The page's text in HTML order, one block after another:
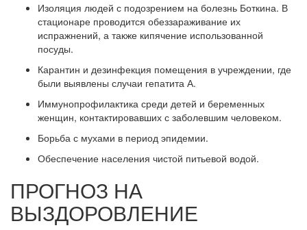
Изоляция людей с подозрением на болезнь Боткина. В
стационаре проводится обеззараживание их
испражнений, а также кипячение использованной
посуды.
Карантин и дезинфекция помещения в учреждении, где
были выявлены случаи гепатита А.
Иммунопрофилактика среди детей и беременных
женщин, контактировавших с заболевшим человеком.
Борьба с мухами в период эпидемии.
Обеспечение населения чистой питьевой водой.
ПРОГНОЗ НА
ВЫЗДОРОВЛЕНИЕ